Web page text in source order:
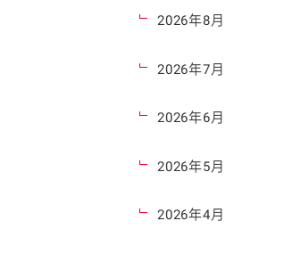
2026年8月
2026年7月
2026年6月
2026年5月
2026年4月